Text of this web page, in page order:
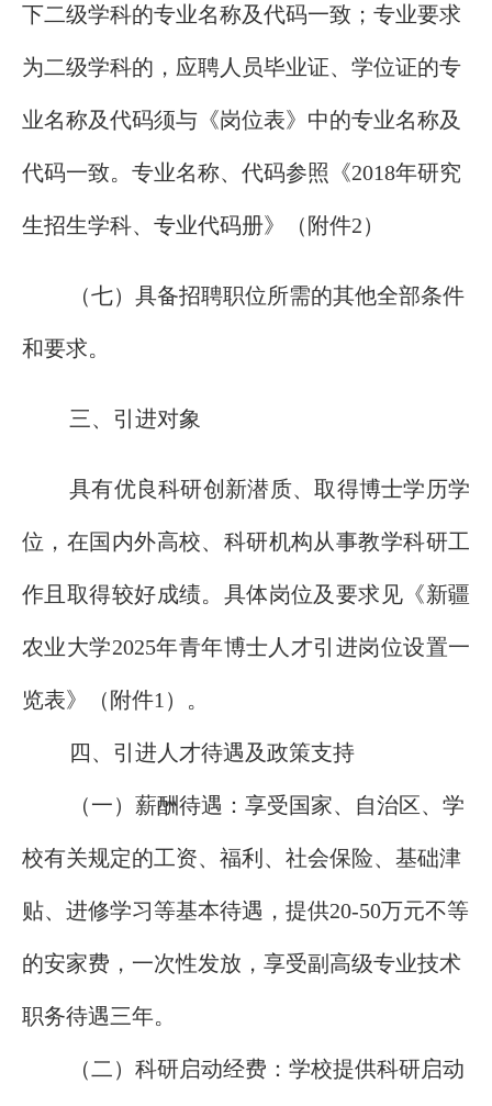
下二级学科的专业名称及代码一致；专业要求
为二级学科的，应聘人员毕业证、学位证的专
业名称及代码须与《岗位表》中的专业名称及
代码一致。专业名称、代码参照《2018年研究
生招生学科、专业代码册》（附件2）
（七）具备招聘职位所需的其他全部条件
和要求。
三、引进对象
具有优良科研创新潜质、取得博士学历学
位，在国内外高校、科研机构从事教学科研工
作且取得较好成绩。具体岗位及要求见《新疆
农业大学2025年青年博士人才引进岗位设置一
览表》（附件1）。
四、引进人才待遇及政策支持
（一）薪酬待遇：享受国家、自治区、学
校有关规定的工资、福利、社会保险、基础津
贴、进修学习等基本待遇，提供20-50万元不等
的安家费，一次性发放，享受副高级专业技术
职务待遇三年。
（二）科研启动经费：学校提供科研启动